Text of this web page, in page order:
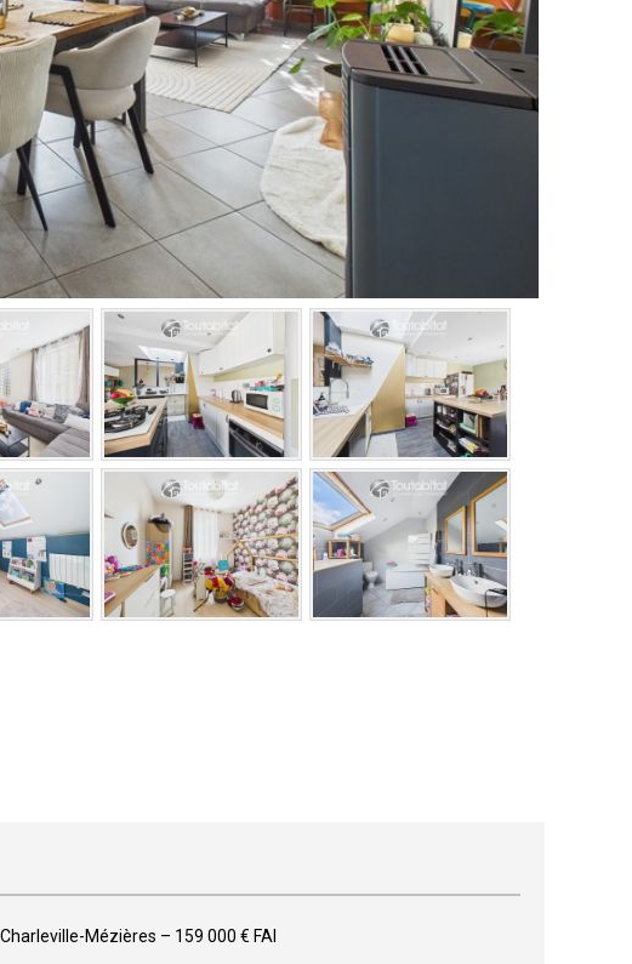
Mézières – 159 000 € FAI